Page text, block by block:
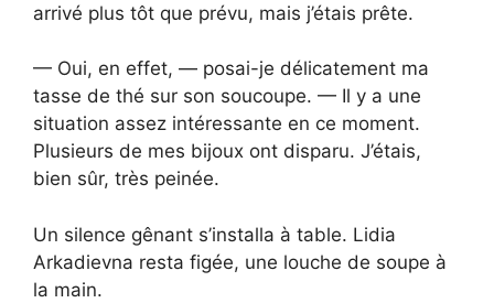
arrivé plus tôt que prévu, mais j’étais prête.
— Oui, en effet, — posai-je délicatement ma
tasse de thé sur son soucoupe. — Il y a une
situation assez intéressante en ce moment.
Plusieurs de mes bijoux ont disparu. J’étais,
bien sûr, très peinée.
Un silence gênant s’installa à table. Lidia
Arkadievna resta figée, une louche de soupe à
la main.